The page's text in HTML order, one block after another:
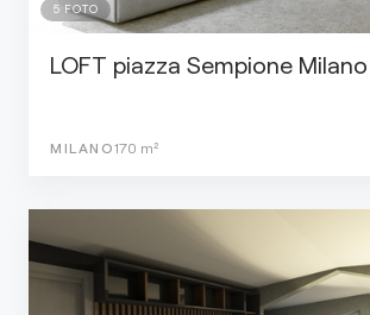
5 FOTO
LOFT piazza Sempione Milano
MILANO170 m²